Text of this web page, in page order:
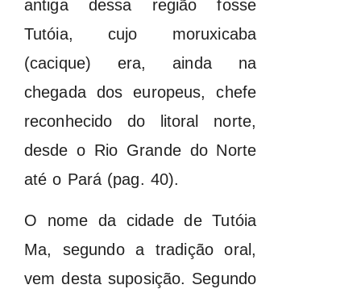
antiga dessa região fosse
Tutóia, cujo moruxicaba
(cacique) era, ainda na
chegada dos europeus, chefe
reconhecido do litoral norte,
desde o Rio Grande do Norte
até o Pará (pag. 40).
O nome da cidade de Tutóia
Ma, segundo a tradição oral,
vem desta suposição. Segundo